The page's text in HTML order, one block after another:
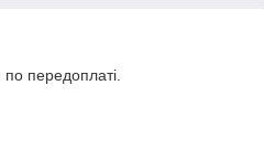
по передоплаті.